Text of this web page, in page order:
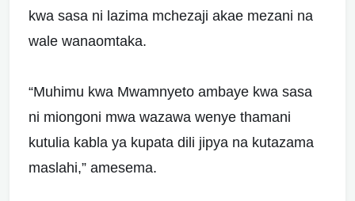
kwa sasa ni lazima mchezaji akae mezani na
wale wanaomtaka.
“Muhimu kwa Mwamnyeto ambaye kwa sasa
ni miongoni mwa wazawa wenye thamani
kutulia kabla ya kupata dili jipya na kutazama
maslahi,” amesema.